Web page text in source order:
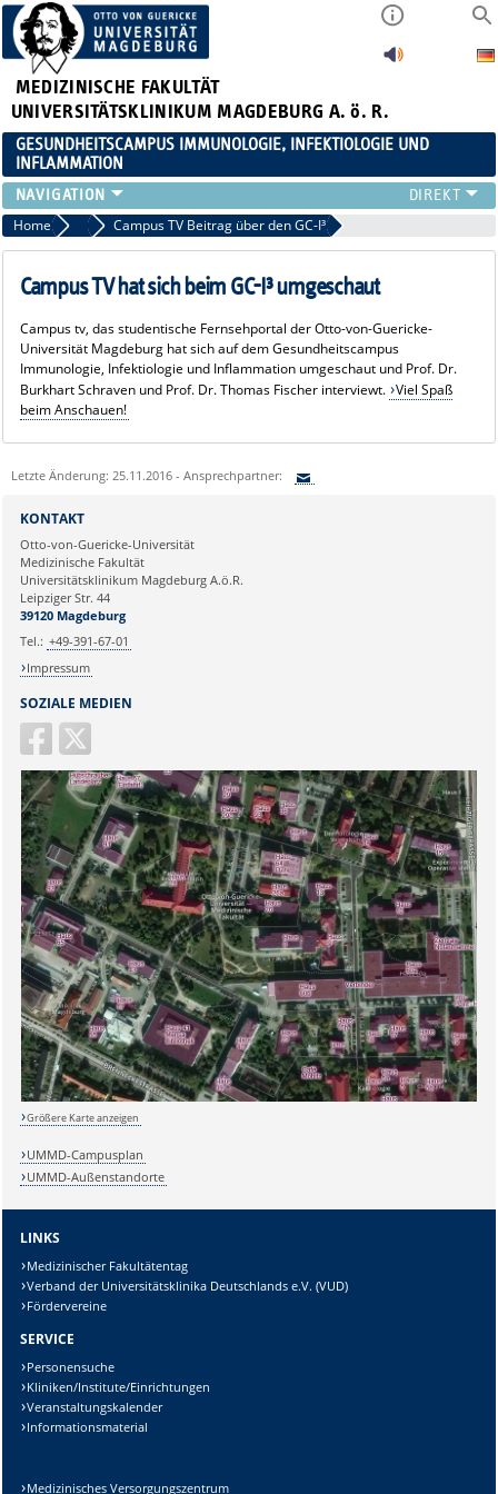
MEDIZINISCHE FAKULTÄT
UNIVERSITÄTSKLINIKUM MAGDEBURG A. ö. R.
GESUNDHEITSCAMPUS IMMUNOLOGIE, INFEKTIOLOGIE UND
INFLAMMATION
ÜBER UNS
MITGLIEDER
PAPER D. JAHRES
YOUNG ACADEMY
VERANSTALTUNGEN
LINKS
KONTAKT
Home 2015 Campus TV Beitrag über den GC-I³
Campus TV hat sich beim GC-I³ umgeschaut
Campus tv, das studentische Fernsehportal der Otto-von-Guericke-
Universität Magdeburg hat sich auf dem Gesundheitscampus
Immunologie, Infektiologie und Inflammation umgeschaut und Prof. Dr.
Burkhart Schraven und Prof. Dr. Thomas Fischer interviewt. Viel Spaß
beim Anschauen!
Letzte Änderung: 25.11.2016 - Ansprechpartner:
Ihre E-Mailadresse:
Ihr Anliegen:
Sicherheitsabfrage:
Lösung:
SOZIALE MEDIEN
KONTAKT
Otto-von-Guericke-Universität
Medizinische Fakultät
Universitätsklinikum Magdeburg A.ö.R.
Leipziger Str. 44
39120 Magdeburg
Tel.: +49-391-67-01
Impressum
Größere Karte anzeigen
UMMD-Campusplan
UMMD-Außenstandorte
LINKS
Medizinischer Fakultätentag
Verband der Universitätsklinika Deutschlands e.V. (VUD)
Fördervereine
SERVICE
Personensuche
Kliniken/Institute/Einrichtungen
Veranstaltungskalender
Informationsmaterial
Medizinisches Versorgungszentrum